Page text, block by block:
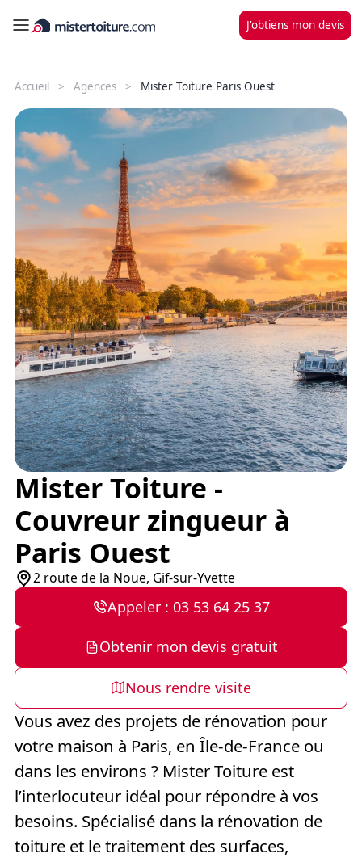
J'obtiens mon devis
Accueil Agences Mister Toiture Paris Ouest
Mister Toiture -
Couvreur zingueur à
Paris Ouest
2 route de la Noue, Gif-sur-Yvette
Appeler : 03 53 64 25 37
Obtenir mon devis gratuit
Nous rendre visite
Vous avez des projets de rénovation pour
votre maison à Paris, en Île-de-France ou
dans les environs ? Mister Toiture est
l’interlocuteur idéal pour répondre à vos
besoins. Spécialisé dans la rénovation de
toiture et le traitement des surfaces,